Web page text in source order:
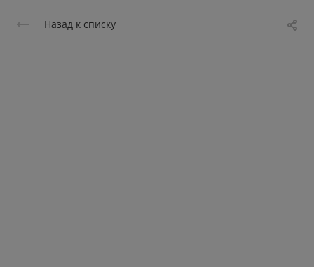
Назад к списку